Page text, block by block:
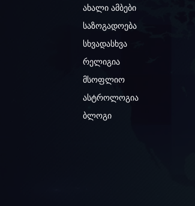
ახალი ამბები
საზოგადოება
სხვადასხვა
რელიგია
მსოფლიო
ასტროლოგია
ბლოგი